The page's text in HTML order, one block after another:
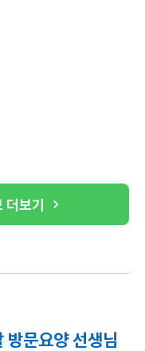
더보기
문요양 선생님